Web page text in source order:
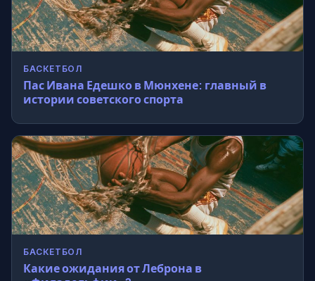
БАСКЕТБОЛ
Пас Ивана Едешко в Мюнхене: главный в
истории советского спорта
БАСКЕТБОЛ
Какие ожидания от Леброна в